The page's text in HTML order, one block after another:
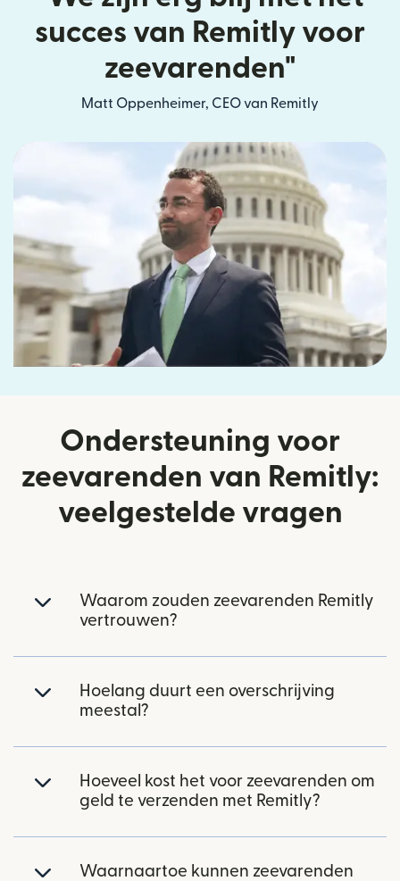
succes van Remitly voor
zeevarenden"
Matt Oppenheimer, CEO van Remitly
Ondersteuning voor
zeevarenden van Remitly:
veelgestelde vragen
Waarom zouden zeevarenden Remitly
vertrouwen?
Hoelang duurt een overschrijving
meestal?
Hoeveel kost het voor zeevarenden om
geld te verzenden met Remitly?
Waarnaartoe kunnen zeevarenden